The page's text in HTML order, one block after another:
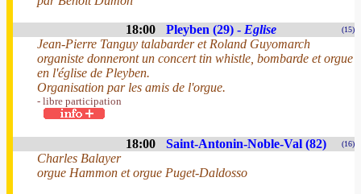
18:00 Pleyben (29) - Eglise (15)
Jean-Pierre Tanguy talabarder et Roland Guyomarch
organiste donneront un concert tin whistle, bombarde et orgue
en l'église de Pleyben.
Organisation par les amis de l'orgue.
- libre participation
18:00 Saint-Antonin-Noble-Val (82) (16)
Charles Balayer
orgue Hammon et orgue Puget-Daldosso